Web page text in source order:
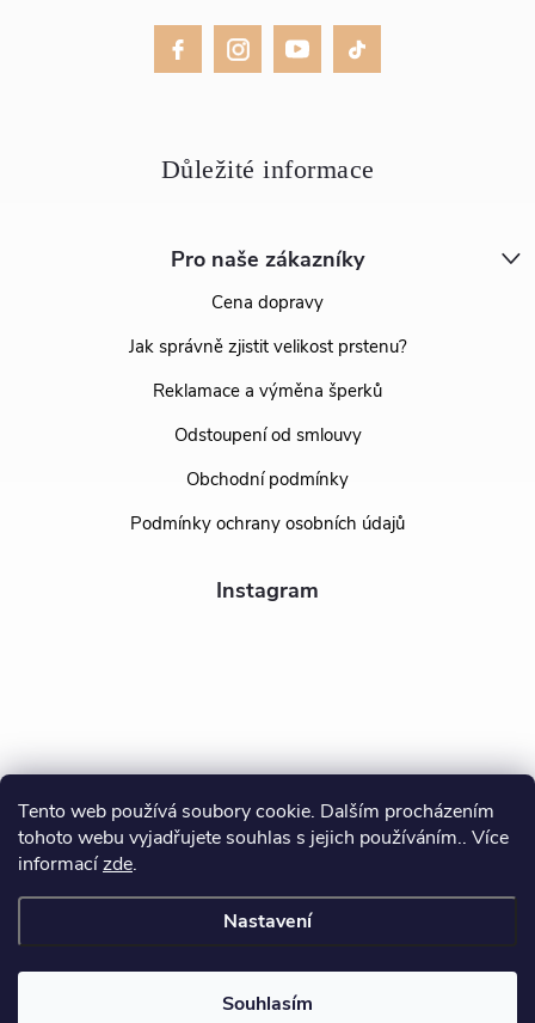
Tento web používá soubory cookie. Dalším procházením
tohoto webu vyjadřujete souhlas s jejich používáním.. Více
informacízde.
Nastavení
Souhlasím
Pro naše zákazníky
Cena dopravy
Jak správně zjistit velikost prstenu?
Reklamace a výměna šperků
Odstoupení od smlouvy
Obchodní podmínky
Podmínky ochrany osobních údajů
Instagram
Sledovat na Instagramu
BEALIO. Všechna práva vyhrazena.